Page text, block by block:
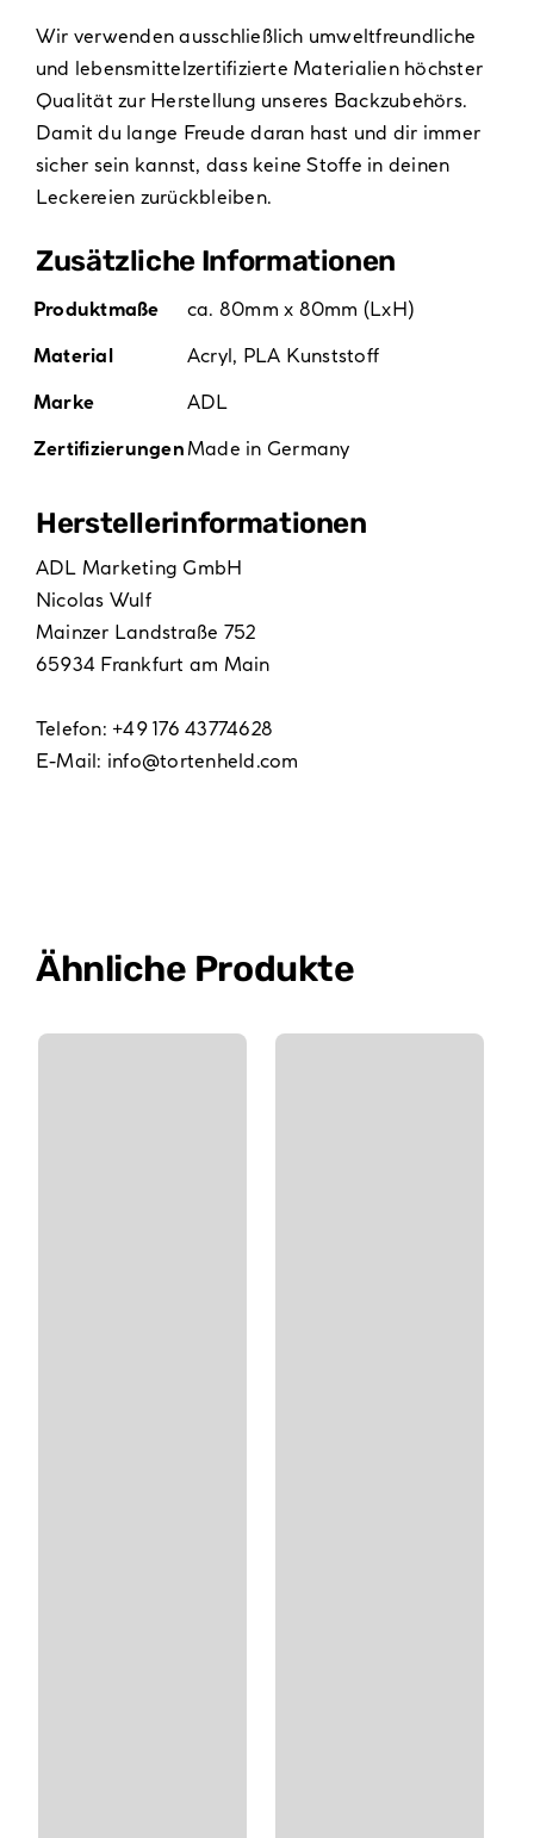
Wir verwenden ausschließlich umweltfreundliche
und lebensmittelzertifizierte Materialien höchster
Qualität zur Herstellung unseres Backzubehörs.
Damit du lange Freude daran hast und dir immer
sicher sein kannst, dass keine Stoffe in deinen
Leckereien zurückbleiben.
Zusätzliche Informationen
Produktmaße
ca. 80mm x 80mm (LxH)
Material
Acryl, PLA Kunststoff
Marke
ADL
Zertifizierungen Made in Germany
Hersteller­informationen
ADL Marketing GmbH
Nicolas Wulf
Mainzer Landstraße 752
65934 Frankfurt am Main
Telefon: +49 176 43774628
E-Mail: info@tortenheld.com
Ähnliche Produkte